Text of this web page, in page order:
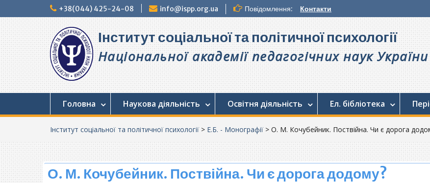
до
+38(044) 425-24-08 info@ispp.org.ua Повідомлення: Контакти
Інститут соціальної та політичної психології
Національної академії педагогічних наук України
Головна Наукова діяльність Освітня діяльність Ел. бібліотека
Інститут соціальної та політичної психології > Е.Б. - Монографії > О. М. Кочубейник. Поствійна. Чи є дорога
О. М. Кочубейник. Поствійна. Чи є дорога додому?